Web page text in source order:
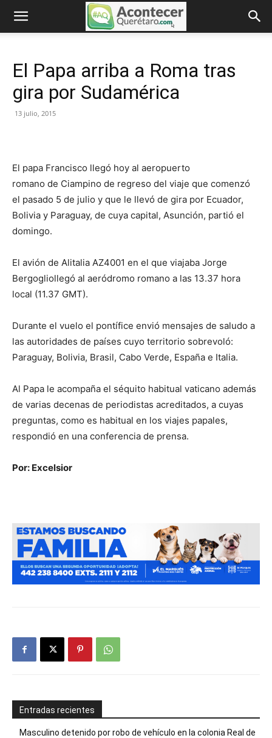
El Papa arriba a Roma tras
gira por Sudamérica
13 julio, 2015
El papa Francisco llegó hoy al aeropuerto
romano de Ciampino de regreso del viaje que comenzó
el pasado 5 de julio y que le llevó de gira por Ecuador,
Bolivia y Paraguay, de cuya capital, Asunción, partió el
domingo.
El avión de Alitalia AZ4001 en el que viajaba Jorge
Bergogliollegó al aeródromo romano a las 13.37 hora
local (11.37 GMT).
Durante el vuelo el pontífice envió mensajes de saludo a
las autoridades de países cuyo territorio sobrevoló:
Paraguay, Bolivia, Brasil, Cabo Verde, España e Italia.
Al Papa le acompaña el séquito habitual vaticano además
de varias decenas de periodistas acreditados, a cuyas
preguntas, como es habitual en los viajes papales,
respondió en una conferencia de prensa.
Por: Excelsior
Entradas recientes
Masculino detenido por robo de vehículo en la colonia Real de